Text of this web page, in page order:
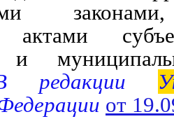
актами
и
от